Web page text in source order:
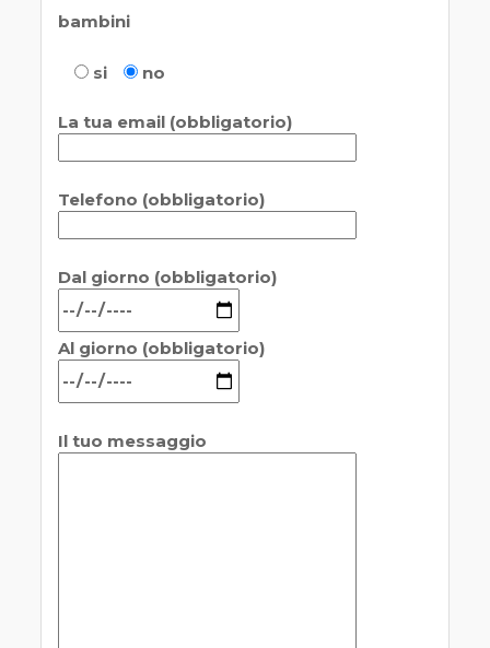
bambini
si no
La tua email (obbligatorio)
Telefono (obbligatorio)
Dal giorno (obbligatorio)
Al giorno (obbligatorio)
Il tuo messaggio